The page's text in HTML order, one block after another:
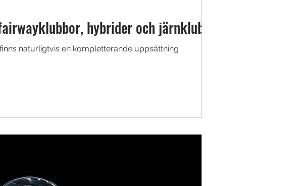
hybrider och järnklubbor
naturligtvis en kompletterande uppsättning